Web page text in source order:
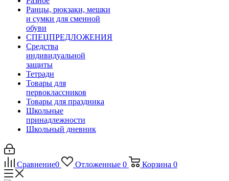
Ранцы, рюкзаки, мешки
и сумки для сменной
обуви
СПЕЦПРЕДЛОЖЕНИЯ
Средства
индивидуальной
защиты
Тетради
Товары для
первоклассников
Товары для праздника
Школьные
принадлежности
Школьный дневник
Сравнение0 Отложенные 0 Корзина 0